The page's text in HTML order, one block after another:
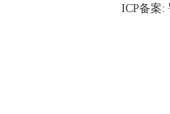
ICP备案: